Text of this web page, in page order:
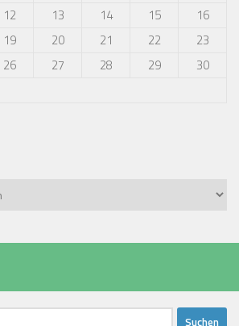
12 13 14 15
16
19 20 21 22
23
26 27 28 29
30